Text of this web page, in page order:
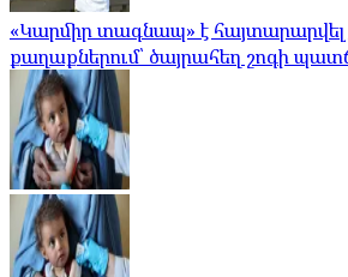
«Կարմիր տագնապ» է հայտարարվել
քաղաքներում՝ ծայրահեղ շոգի